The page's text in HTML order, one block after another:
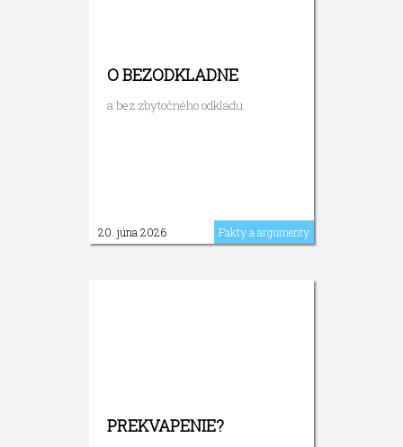
O BEZODKLADNE
a bez zbytočného odkladu
20. júna 2026 Fakty a argumenty
PREKVAPENIE?